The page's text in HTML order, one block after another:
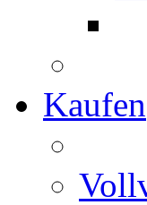
Kaufen